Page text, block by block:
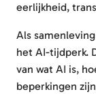
eerlijkheid,
Als
het AI-tijdperk.
van wat AI is,
beperkingen